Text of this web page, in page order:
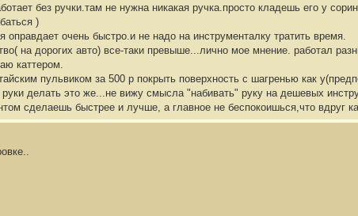
без ручки.там не нужна никакая ручка.просто кладешь его у
)
оправдает очень быстро.и не надо на инструменталку тратить время.
на дорогих авто) все-таки превыше...лично мое мнение. работал
каттером.
пульвиком за 500 р покрыть поверхность с шагренью как
делать это же...не вижу смысла "набивать" руку на дешевых
сделаешь быстрее и лучше, а главное не беспокоишься,что вдруг